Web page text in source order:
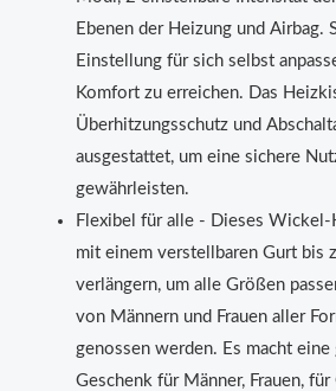
Ebenen der Heizung und Airbag.
Einstellung für sich selbst
Komfort zu erreichen. Das
Überhitzungsschutz und
ausgestattet, um eine sichere
gewährleisten.
Flexibel für alle - Dieses
mit einem verstellbaren Gurt bis
verlängern, um alle Größen
von Männern und Frauen aller
genossen werden. Es macht
Geschenk für Männer, Frauen,